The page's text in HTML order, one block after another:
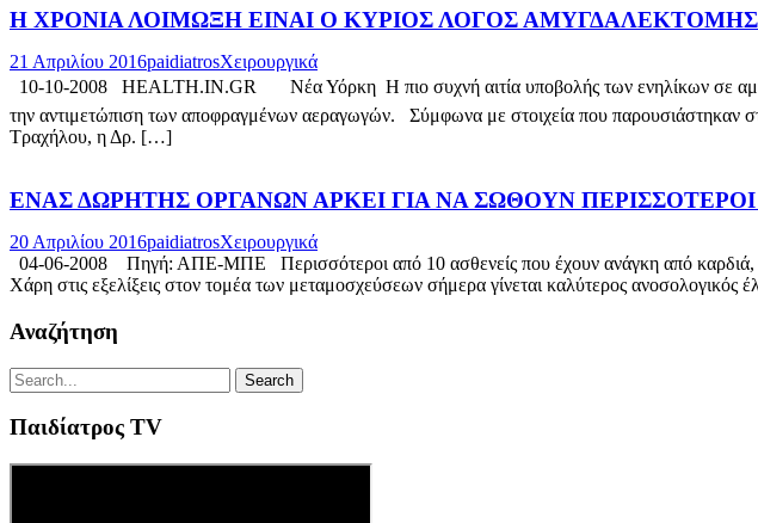
Η ΧΡΟΝΙΑ ΛΟΙΜΩΞΗ ΕΙΝΑΙ Ο ΚΥΡΙΟΣ ΛΟΓΟΣ
21 Απριλίου 2016paidiatrosΧειρουργικά
10-10-2008 HEALTH.IN.GR Νέα Υόρκη  Η πιο συχνή αιτία υποβολής των ενηλίκων σε
την αντιμετώπιση των αποφραγμένων αεραγωγών. Σύμφωνα με στοιχεία που παρουσιάστηκαν
Τραχήλου, η Δρ. […]
ΕΝΑΣ ΔΩΡΗΤΗΣ ΟΡΓΑΝΩΝ ΑΡΚΕΙ ΓΙΑ ΝΑ ΣΩΘΟΥΝ
20 Απριλίου 2016paidiatrosΧειρουργικά
04-06-2008 Πηγή: ΑΠΕ-ΜΠΕ Περισσότεροι από 10 ασθενείς που έχουν ανάγκη από καρδιά,
Χάρη στις εξελίξεις στον τομέα των μεταμοσχεύσεων σήμερα γίνεται καλύτερος
Αναζήτηση
Παιδίατρος TV